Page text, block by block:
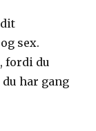
sex.
fordi du
har gang